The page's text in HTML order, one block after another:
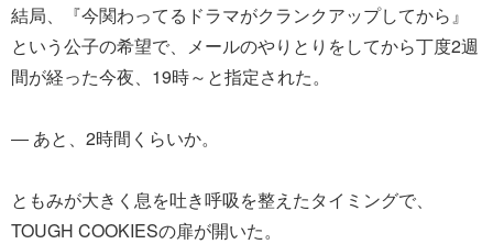
結局、『今関わってるドラマがクランクアップしてから』
という公子の希望で、メールのやりとりをしてから丁度2週
間が経った今夜、19時～と指定された。
― あと、2時間くらいか。
ともみが大きく息を吐き呼吸を整えたタイミングで、
TOUGH COOKIESの扉が開いた。